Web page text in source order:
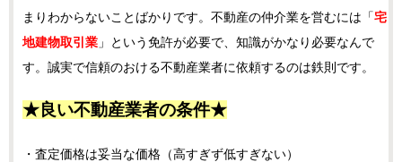
まりわからないことばかりです。不動産の仲介業を営むには「宅
地建物取引業 」という免許が必要で、知識がかなり必要なんで
す。誠実で信頼のおける不動産業者に依頼するのは鉄則です。
★良い不動産業者の条件★
・査定価格は妥当な価格（高すぎず低すぎない）